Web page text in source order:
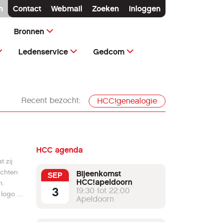
Contact Webmail Zoeken Inloggen
Bronnen
Ledenservice Gedcom
Recent bezocht: HCC!genealogie
zij
of
HCC agenda
SEP
3
Bijeenkomst
HCC!apeldoorn
19:30 tot 22:00
Apeldoorn